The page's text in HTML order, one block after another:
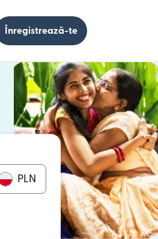
Înregistrează-te
PLN